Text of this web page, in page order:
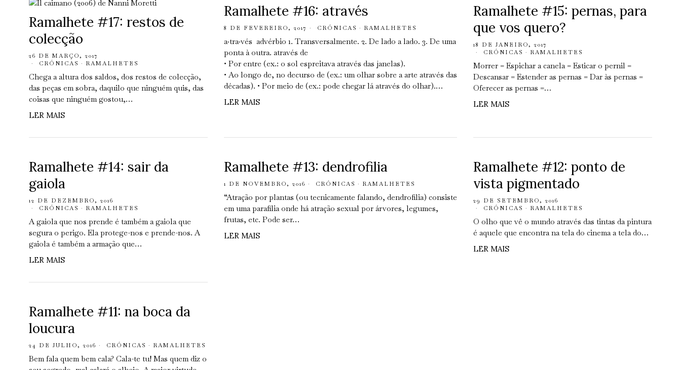
Ramalhete #17: restos de
colecção
26 DE MARÇO, 2017
CRÓNICAS · RAMALHETES
Chega a altura dos saldos, dos restos de colecção,
das peças em sobra, daquilo que ninguém quis, das
coisas que ninguém gostou,…
LER MAIS
Ramalhete #16: através
8 DE FEVEREIRO, 2017 CRÓNICAS · RAMALHETES
a·tra·vés advérbio 1. Transversalmente. 2. De lado a lado. 3. De uma
ponta à outra. através de
• Por entre (ex.: o sol espreitava através das janelas).
• Ao longo de, no decurso de (ex.: um olhar sobre a arte através das
décadas). • Por meio de (ex.: pode chegar lá através do olhar).…
LER MAIS
Ramalhete #15: pernas, para
que vos quero?
18 DE JANEIRO, 2017
CRÓNICAS · RAMALHETES
Morrer = Espichar a canela = Esticar o pernil =
Descansar = Estender as pernas = Dar às pernas =
Oferecer as pernas =…
LER MAIS
Ramalhete #14: sair da
gaiola
12 DE DEZEMBRO, 2016
CRÓNICAS · RAMALHETES
A gaiola que nos prende é também a gaiola que
segura o perigo. Ela protege-nos e prende-nos. A
gaiola é também a armação que…
LER MAIS
Ramalhete #13: dendrofilia
1 DE NOVEMBRO, 2016 CRÓNICAS · RAMALHETES
“Atração por plantas (ou tecnicamente falando, dendrofilia) consiste
em uma parafilia onde há atração sexual por árvores, legumes,
frutas, etc. Pode ser…
LER MAIS
Ramalhete #12: ponto de
vista pigmentado
29 DE SETEMBRO, 2016
CRÓNICAS · RAMALHETES
O olho que vê o mundo através das tintas da pintura
é aquele que encontra na tela do cinema a tela do…
LER MAIS
Ramalhete #11: na boca da
loucura
24 DE JULHO, 2016 CRÓNICAS · RAMALHETES
Bem fala quem bem cala? Cala-te tu! Mas quem diz o